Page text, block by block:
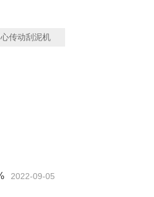
传动刮泥机
2022-09-05